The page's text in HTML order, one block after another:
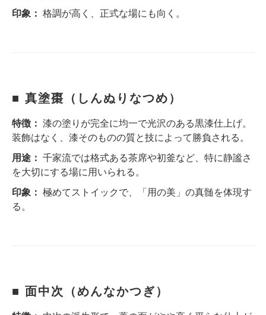
印象： 格調が高く、正式な場にも向く。
■ 真塗棗（しんぬりなつめ）
特徴： 漆の塗りが完全に均一で光沢のある黒漆仕上げ。
装飾はなく、漆そのものの質と技によって勝負される。
用途： 千家流では格式ある茶席や初釜など、特に静謐さ
を大切にする場に用いられる。
印象： 極めてストイックで、「用の美」の真髄を体現す
る。
■ 面中次（めんなかつぎ）